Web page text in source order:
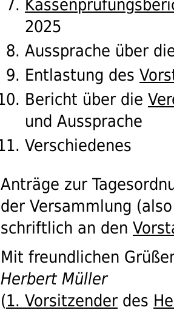
2025
Aussprache über
Entlastung des
Bericht über die
und Aussprache
Verschiedenes
Anträge zur
der Versammlung
schriftlich an den
Mit freundlichen
Herbert Müller
(1. Vorsitzender des